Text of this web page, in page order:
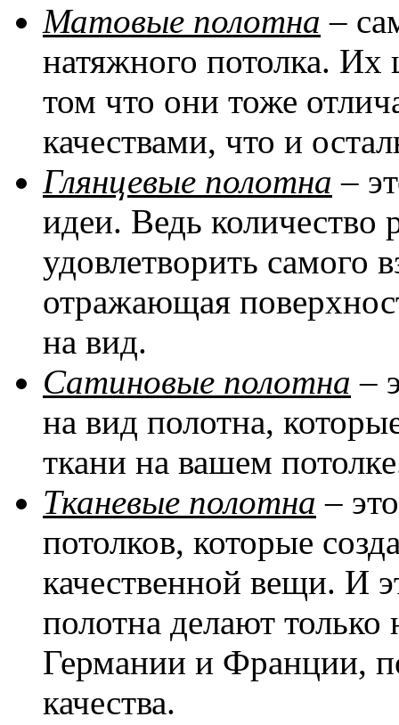
Матовые полотна –
натяжного потолка. Их
том что они тоже
качествами, что и
Глянцевые полотна –
идеи. Ведь количество
удовлетворить самого
отражающая
на вид.
Сатиновые полотна –
на вид полотна,
ткани на вашем
Тканевые полотна –
потолков, которые
качественной вещи. И
полотна делают
Германии и Франции,
качества.